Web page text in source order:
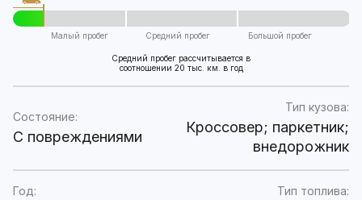
Малый пробег Средний пробег Большой пробег
Средний пробег рассчитывается в
соотношении 20 тыс. км. в год
Состояние:
C повреждениями
Тип кузова:
Кроссовер; паркетник;
внедорожник
Год: Тип топлива: